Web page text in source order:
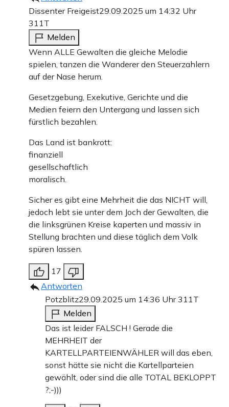
Dissenter Freigeist29.09.2025 um 14:32 Uhr
311T
Melden
Wenn ALLE Gewalten die gleiche Melodie
spielen, tanzen die Wanderer den Steuerzahlern
auf der Nase herum.
Gesetzgebung, Exekutive, Gerichte und die
Medien feiern den Untergang und lassen sich
fürstlich bezahlen.
Das Land ist bankrott:
finanziell
gesellschaftlich
moralisch.
Sicher es gibt eine Mehrheit die das NICHT will,
jedoch lebt sie unter dem Joch der Gewalten, die
die linksgrünen Kreise kaperten und massiv in
Stellung brachten und diese täglich dem Volk
spüren lassen.
17
Antworten
Potzblitz29.09.2025 um 14:36 Uhr311T
Melden
Das ist leider FALSCH ! Gerade die
MEHRHEIT der
KARTELLPARTEIENWÄHLER will das eben,
sonst hätte sie nicht die Kartellparteien
gewählt, oder sind die alle TOTAL BEKLOPPT
?;-)))